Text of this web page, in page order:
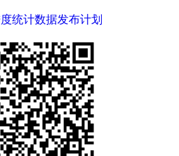
统计数据发布计划